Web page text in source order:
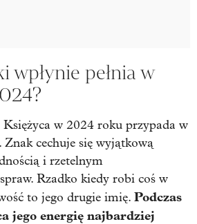
wpłynie pełnia w
Księżyca w 2024 roku przypada w
cechuje się wyjątkową
i rzetelnym
Rzadko kiedy robi coś w
to jego drugie imię. Podczas
jego energię najbardziej